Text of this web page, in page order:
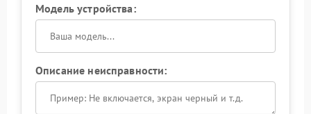
Модель устройства:
Описание неисправности: